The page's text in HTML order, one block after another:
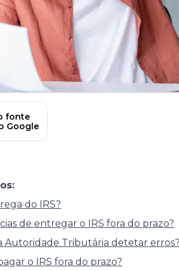
fonte
Google
do IRS?
de entregar o IRS fora do prazo?
Autoridade Tributária detetar erros?
o IRS fora do prazo?